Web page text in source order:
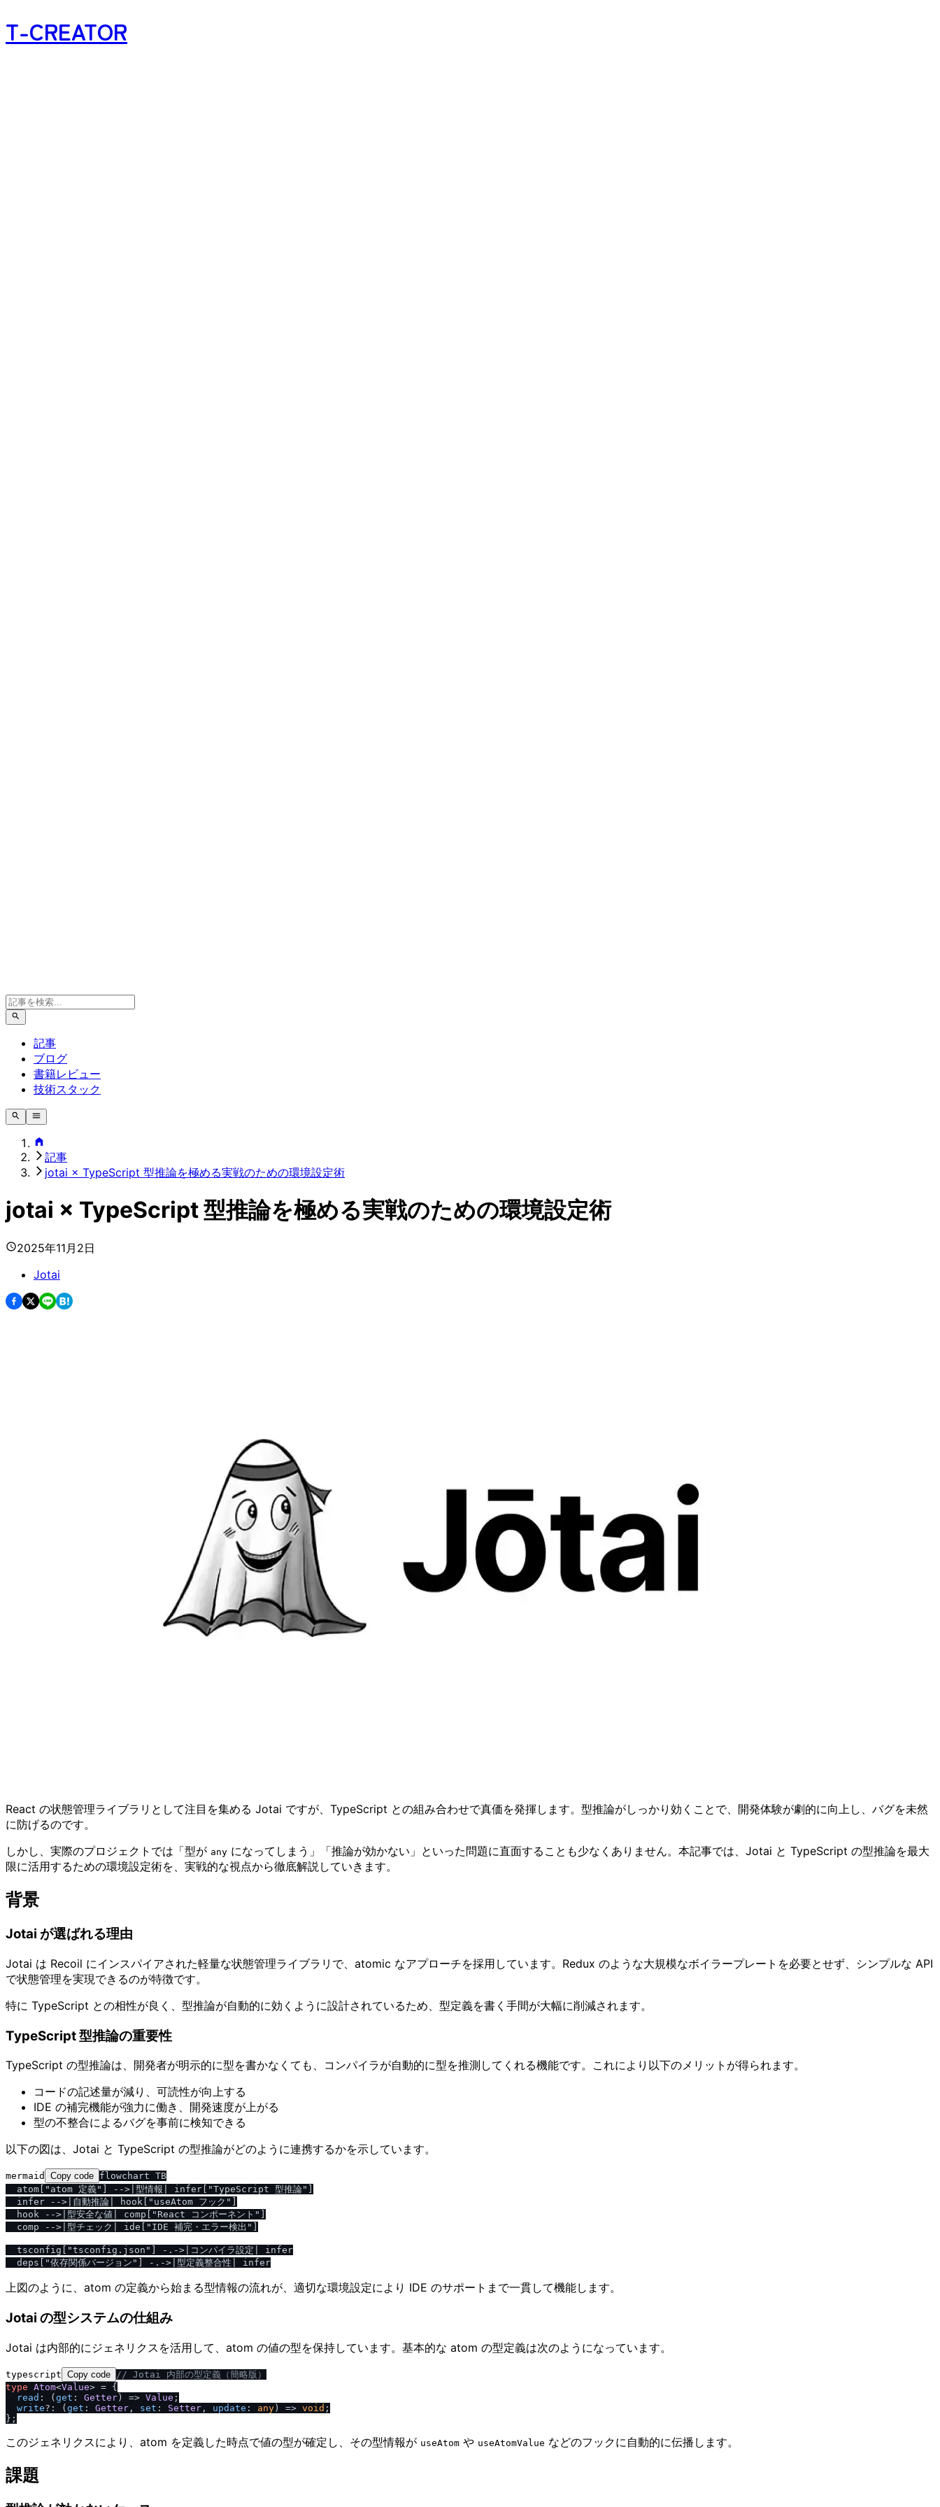
T-CREATOR
記事
ブログ
書籍レビュー
技術スタック
記事
jotai × TypeScript 型推論を極める実戦のための環境設定術
jotai × TypeScript 型推論を極める実戦のための環境設定術
2025年11月2日
Jotai
React の状態管理ライブラリとして注目を集める Jotai ですが、TypeScript との組み合わせで真価を発揮します。型推論がしっかり効くことで、開発体験が劇的に向上し、バグを未然
に防げるのです。
しかし、実際のプロジェクトでは「型が any になってしまう」「推論が効かない」といった問題に直面することも少なくありません。本記事では、Jotai と TypeScript の型推論を最大
限に活用するための環境設定術を、実戦的な視点から徹底解説していきます。
背景
Jotai が選ばれる理由
Jotai は Recoil にインスパイアされた軽量な状態管理ライブラリで、atomic なアプローチを採用しています。Redux のような大規模なボイラープレートを必要とせず、シンプルな API
で状態管理を実現できるのが特徴です。
特に TypeScript との相性が良く、型推論が自動的に効くように設計されているため、型定義を書く手間が大幅に削減されます。
TypeScript 型推論の重要性
TypeScript の型推論は、開発者が明示的に型を書かなくても、コンパイラが自動的に型を推測してくれる機能です。これにより以下のメリットが得られます。
コードの記述量が減り、可読性が向上する
IDE の補完機能が強力に働き、開発速度が上がる
型の不整合によるバグを事前に検知できる
以下の図は、Jotai と TypeScript の型推論がどのように連携するかを示しています。
mermaid Copy code flowchart TB
  atom["atom 定義"] -->|型情報| infer["TypeScript 型推論"]
  infer -->|自動推論| hook["useAtom フック"]
  hook -->|型安全な値| comp["React コンポーネント"]
  comp -->|型チェック| ide["IDE 補完・エラー検出"]
  tsconfig["tsconfig.json"] -.->|コンパイラ設定| infer
上図のように、atom の定義から始まる型情報の流れが、適切な環境設定により IDE のサポートまで一貫して機能します。
Jotai の型システムの仕組み
Jotai は内部的にジェネリクスを活用して、atom の値の型を保持しています。基本的な atom の型定義は次のようになっています。
typescript Copy code / / Jotai 内部の型定義（簡略版）
type Atom<Value> = {
read : ( get : Getter ) => Value ;
write?: ( get : Getter , set : Setter , update : any ) => void ;
このジェネリクスにより、atom を定義した時点で値の型が確定し、その型情報が useAtom や useAtomValue などのフックに自動的に伝播します。
課題